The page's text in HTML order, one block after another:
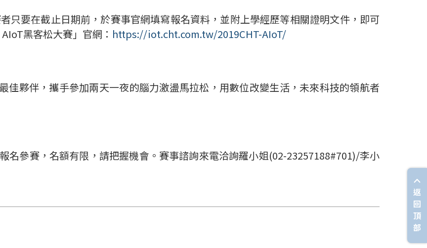
只要在截止日期前，於賽事官網填寫報名資料，並附上學經歷等相關證明文件，即可
黑客松大賽」官網： https://iot.cht.com.tw/2019CHT-AIoT/
佳夥伴，攜手參加兩天一夜的腦力激盪馬拉松，用數位改變生活，未來科技的領航者
名參賽，名額有限，請把握機會。賽事諮詢來電洽詢羅小姐(02-23257188#701)/李小
返
回
頂
部